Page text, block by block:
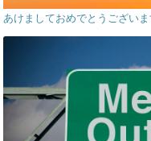
あけましておめでとうございま